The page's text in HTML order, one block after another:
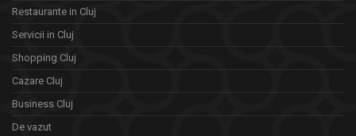
Restaurante in Cluj
Servicii in Cluj
Shopping Cluj
Cazare Cluj
Business Cluj
De vazut